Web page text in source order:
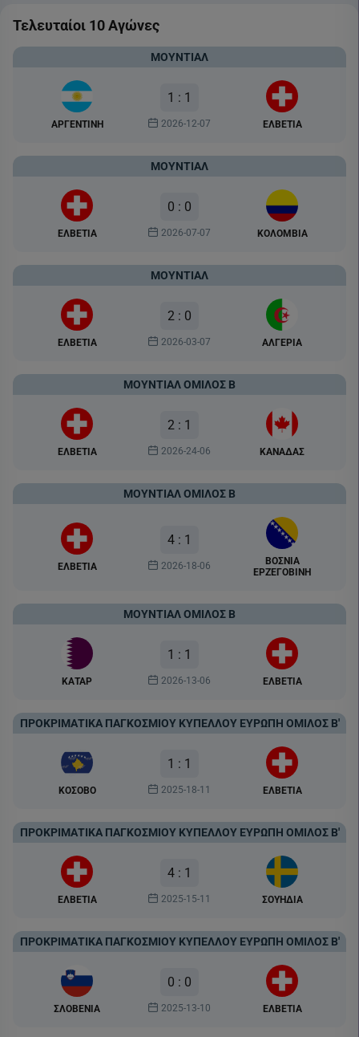
Τελευταίοι 10 Αγώνες
ΜΟΥΝΤΙΆΛ
ΑΡΓΕΝΤΙΝΗ
1 : 1
2026-12-07 ΕΛΒΕΤΙΑ
ΜΟΥΝΤΙΆΛ
ΕΛΒΕΤΙΑ
0 : 0
2026-07-07 ΚΟΛΟΜΒΙΑ
ΜΟΥΝΤΙΆΛ
ΕΛΒΕΤΙΑ
2 : 0
2026-03-07 ΑΛΓΕΡΙΑ
ΜΟΥΝΤΙΆΛ ΌΜΙΛΟΣ Β
ΕΛΒΕΤΙΑ
2 : 1
2026-24-06 ΚΑΝΑΔΑΣ
ΜΟΥΝΤΙΆΛ ΌΜΙΛΟΣ Β
ΕΛΒΕΤΙΑ
4 : 1
2026-18-06
ΒΟΣΝΙΑ
ΕΡΖΕΓΟΒΙΝΗ
ΜΟΥΝΤΙΆΛ ΌΜΙΛΟΣ Β
ΚΑΤΑΡ
1 : 1
2026-13-06 ΕΛΒΕΤΙΑ
ΠΡΟΚΡΙΜΑΤΙΚΆ ΠΑΓΚΟΣΜΊΟΥ ΚΥΠΈΛΛΟΥ ΕΥΡΏΠΗ ΌΜΙΛΟΣ Β'
ΚΟΣΟΒΟ
1 : 1
2025-18-11 ΕΛΒΕΤΙΑ
ΠΡΟΚΡΙΜΑΤΙΚΆ ΠΑΓΚΟΣΜΊΟΥ ΚΥΠΈΛΛΟΥ ΕΥΡΏΠΗ ΌΜΙΛΟΣ Β'
ΕΛΒΕΤΙΑ
4 : 1
2025-15-11 ΣΟΥΗΔΙΑ
ΠΡΟΚΡΙΜΑΤΙΚΆ ΠΑΓΚΟΣΜΊΟΥ ΚΥΠΈΛΛΟΥ ΕΥΡΏΠΗ ΌΜΙΛΟΣ Β'
ΣΛΟΒΕΝΙΑ
0 : 0
2025-13-10 ΕΛΒΕΤΙΑ